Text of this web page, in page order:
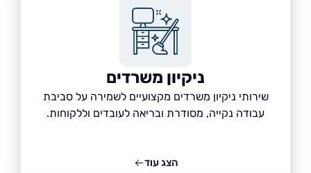
ניקיון משרדים
שירותי ניקיון משרדים מקצועיים לשמירה על סביבת
עבודה נקייה, מסודרת ובריאה לעובדים וללקוחות.